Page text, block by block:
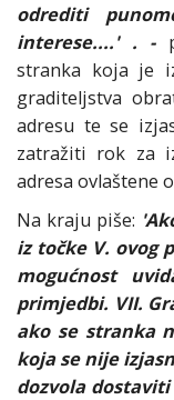
odrediti
interese....' . -
stranka koja je
graditeljstva
adresu te se
zatražiti rok za
adresa ovlaštene
Na kraju piše:
iz točke V. ovog
mogućnost
primjedbi. VII.
ako se stranka
koja se nije
dozvola